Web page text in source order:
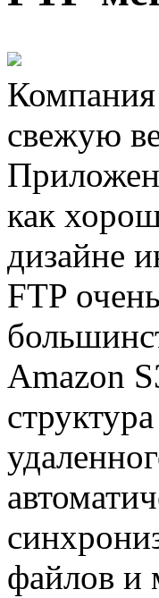
свежую
как
дизайне
FTP
Amazon
файлов и